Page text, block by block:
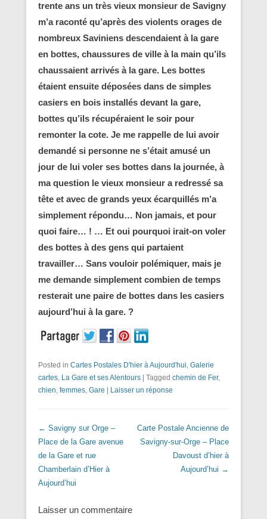
trente ans un très vieux monsieur de Savigny
m’a raconté qu’après des violents orages de
nombreux Saviniens descendaient à la gare
en bottes, chaussures de ville à la main qu’ils
chaussaient arrivés à la gare. Les bottes
étaient ensuite déposées dans de simples
casiers en bois installés devant la gare,
bottes qu’ils récupéraient le soir pour
remonter la cote. Je me rappelle de lui avoir
demandé si personne ne s’était amusé un
jour de lui voler ses bottes dans la journée, à
ma question le vieux monsieur a redressé sa
tête et avec de grands yeux écarquillés m’a
simplement répondu… Non jamais, et pour
quoi faire… ! … Et oui pourquoi irait-on voler
des bottes à des gens qui partaient
travailler… Sans vouloir polémiquer, mais je
me demande simplement combien de temps
resterait une paire de bottes dans les casiers
aujourd’hui à la gare. ?
Posted in Cartes Postales D'hier à Aujourd'hui, Galerie
cartes, La Gare et ses Alentours Tagged chemin de Fer,
chien, femmes, Gare Laisser un réponse
Navigation dans les articles
← Savigny sur Orge –
Place de la Gare avenue
de la Gare et rue
Chamberlain d’Hier à
Aujourd’hui
Carte Postale Ancienne de
Savigny-sur-Orge – Place
Davoust d’hier à
Aujourd’hui →
Laisser un commentaire